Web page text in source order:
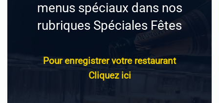
menus spéciaux dans nos
rubriques Spéciales Fêtes
Pour enregistrer votre restaurant
Cliquez ici